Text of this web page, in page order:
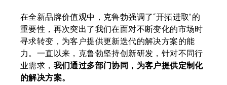
在全新品牌价值观中，克鲁勃强调了“开拓进取”的
重要性，再次突出了我们在面对不断变化的市场时
寻求转变，为客户提供更新迭代的解决方案的能
力。一直以来，克鲁勃坚持创新研发，针对不同行
业需求， 我们通过多部门协同，为客户提供定制化
的解决方案。